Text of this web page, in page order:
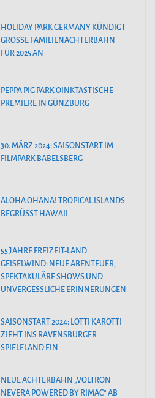
HOLIDAY PARK GERMANY KÜNDIGT
GROSSE FAMILIENACHTERBAHN F
ÜR 2025 AN
PEPPA PIG PARK OINKTASTISCHE
PREMIERE IN GÜNZBURG
30. MÄRZ 2024: SAISONSTART IM
FILMPARK BABELSBERG
ALOHA OHANA! TROPICAL ISLANDS
BEGRÜSST HAWAII
55 JAHRE FREIZEIT-LAND
GEISELWIND: NEUE ABENTEUER,
SPEKTAKULÄRE SHOWS UND
UNVERGESSLICHE ERINNERUNGEN
SAISONSTART 2024: LOTTI KAROTTI
ZIEHT INS RAVENSBURGER
SPIELELAND EIN
NEUE ACHTERBAHN „VOLTRON
NEVERA POWERED BY RIMAC“ AB